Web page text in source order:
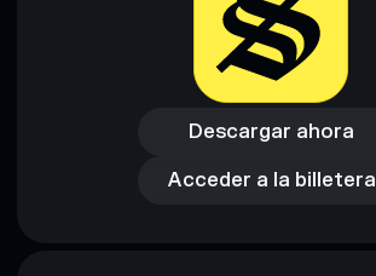
Descargar ahora
Descargar ahora
Acceder a la billetera
Acceder a la billetera